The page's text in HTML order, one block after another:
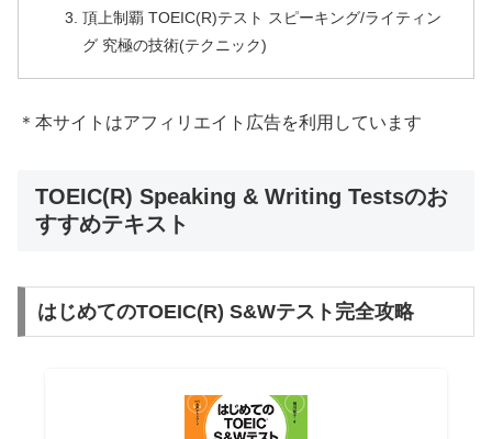
頂上制覇 TOEIC(R)テスト スピーキング/ライティン
グ 究極の技術(テクニック)
＊本サイトはアフィリエイト広告を利用しています
TOEIC(R) Speaking & Writing Testsのお
すすめテキスト
はじめてのTOEIC(R) S&Wテスト完全攻略